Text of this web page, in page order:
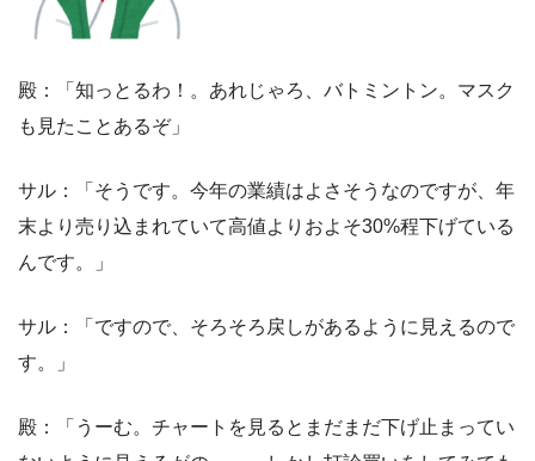
殿：「知っとるわ！。あれじゃろ、バトミントン。マスク
も見たことあるぞ」
サル：「そうです。今年の業績はよさそうなのですが、年
末より売り込まれていて高値よりおよそ30%程下げている
んです。」
サル：「ですので、そろそろ戻しがあるように見えるので
す。」
殿：「うーむ。チャートを見るとまだまだ下げ止まってい